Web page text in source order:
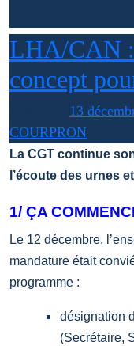
LHA/CAN
concept
13
COURPRON
La CGT continue
l’écoute des urnes
1/ ÇA
Le 12 décembre,
mandature était
programme :
désignation
(Secrétaire,